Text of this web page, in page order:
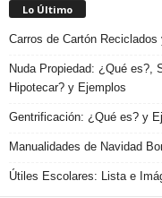
Lo Último
Carros de Cartón
Nuda Propiedad: ¿Qué es?,
Hipotecar? y Ejemplos
Gentrificación: ¿Qué es? y
Manualidades de Navidad
Útiles Escolares: Lista e